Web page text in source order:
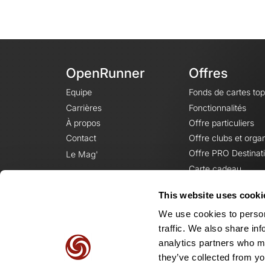
This website uses
We use cookies to
traffic. We also share
analytics partners who
they’ve collected from
OpenRunner
Equipe
Carrières
À propos
Contact
Le Mag'
Offres
Fonds de cartes
Fonctionnalités
Offre particuliers
Offre clubs et
Offre PRO
Carte cadeau